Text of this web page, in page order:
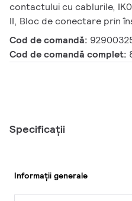
contactului cu cablurile,
II, Bloc de conectare prin
Cod de comandă:
Cod de comandă complet:
Specificații
Informații generale